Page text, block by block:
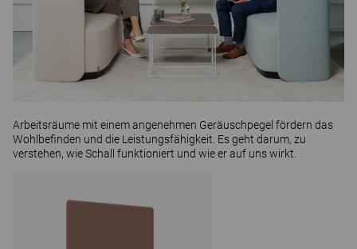
Arbeitsräume mit einem angenehmen Geräuschpegel fördern das
Wohlbefinden und die Leistungsfähigkeit. Es geht darum, zu
verstehen, wie Schall funktioniert und wie er auf uns wirkt.